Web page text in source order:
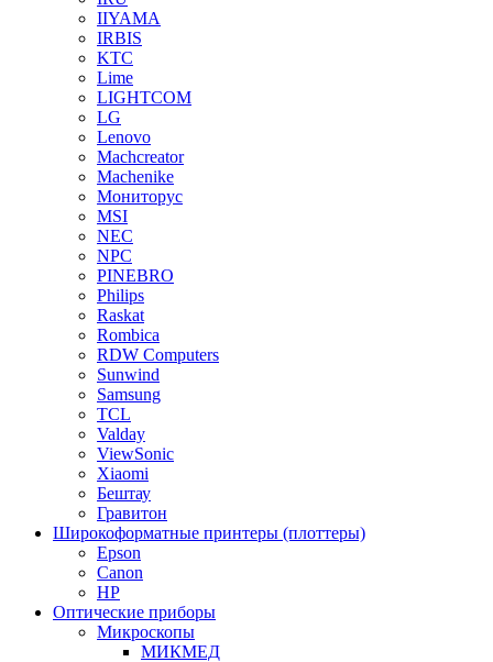
IIYAMA
IRBIS
KTC
Lime
LIGHTCOM
LG
Lenovo
Machcreator
Machenike
Мониторус
MSI
NEC
NPC
PINEBRO
Philips
Raskat
Rombica
RDW Computers
Sunwind
Samsung
TCL
Valday
ViewSonic
Xiaomi
Бештау
Гравитон
Широкоформатные принтеры (плоттеры)
Epson
Canon
HP
Оптические приборы
Микроскопы
МИКМЕД